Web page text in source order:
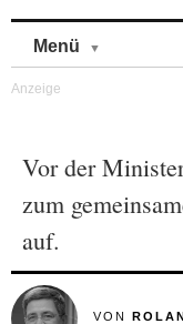
Menü
Vor der
zum
auf.
VON